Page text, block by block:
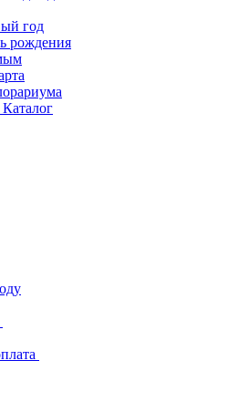
год
рождения